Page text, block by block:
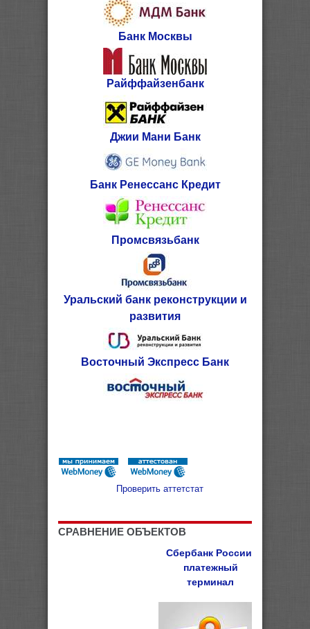
Банк Москвы
Райффайзенбанк
Джии Мани Банк
Банк Ренессанс Кредит
Промсвязьбанк
Уральский банк реконструкции и
развития
Восточный Экспресс Банк
Проверить аттетстат
СРАВНЕНИЕ ОБЪЕКТОВ
Сбербанк России,
платежный
терминал